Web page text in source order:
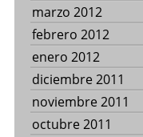
marzo 2012
febrero 2012
enero 2012
diciembre 2011
noviembre 2011
octubre 2011